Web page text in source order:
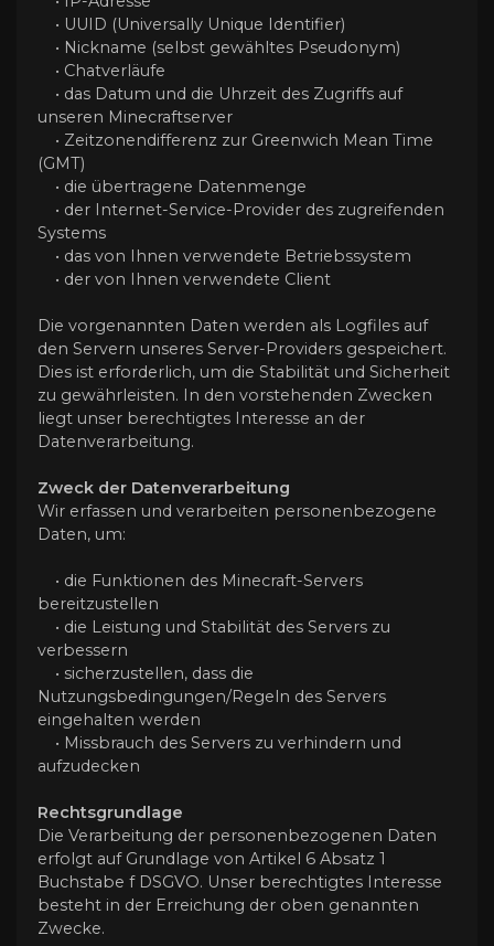
• UUID (Universally Unique Identifier)
• Nickname (selbst gewähltes Pseudonym)
• Chatverläufe
• das Datum und die Uhrzeit des Zugriffs auf
unseren Minecraftserver
• Zeitzonendifferenz zur Greenwich Mean Time
(GMT)
• die übertragene Datenmenge
• der Internet-Service-Provider des zugreifenden
Systems
• das von Ihnen verwendete Betriebssystem
• der von Ihnen verwendete Client
Die vorgenannten Daten werden als Logfiles auf
den Servern unseres Server-Providers gespeichert.
Dies ist erforderlich, um die Stabilität und Sicherheit
zu gewährleisten. In den vorstehenden Zwecken
liegt unser berechtigtes Interesse an der
Datenverarbeitung.
Zweck der Datenverarbeitung
Wir erfassen und verarbeiten personenbezogene
Daten, um:
• die Funktionen des Minecraft-Servers
bereitzustellen
• die Leistung und Stabilität des Servers zu
verbessern
• sicherzustellen, dass die
Nutzungsbedingungen/Regeln des Servers
eingehalten werden
• Missbrauch des Servers zu verhindern und
aufzudecken
Rechtsgrundlage
Die Verarbeitung der personenbezogenen Daten
erfolgt auf Grundlage von Artikel 6 Absatz 1
Buchstabe f DSGVO. Unser berechtigtes Interesse
besteht in der Erreichung der oben genannten
Zwecke.